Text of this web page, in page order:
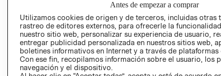
AVISO DE
PRIVACIDAD
GIFT CARD
Antes de empezar a comprar
Utilizamos cookies de origen y de terceros, incluidas otras
rastreo de editores externos, para ofrecerle la
nuestro sitio web, personalizar su experiencia de usuario,
entregar publicidad personalizada en nuestros sitios web,
boletines informativos en Internet y a través de plataformas
Con ese fin, recopilamos información sobre el usuario, los
navegación y el dispositivo.